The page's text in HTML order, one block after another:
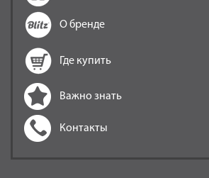
О бренде
Где купить
Важно знать
Контакты